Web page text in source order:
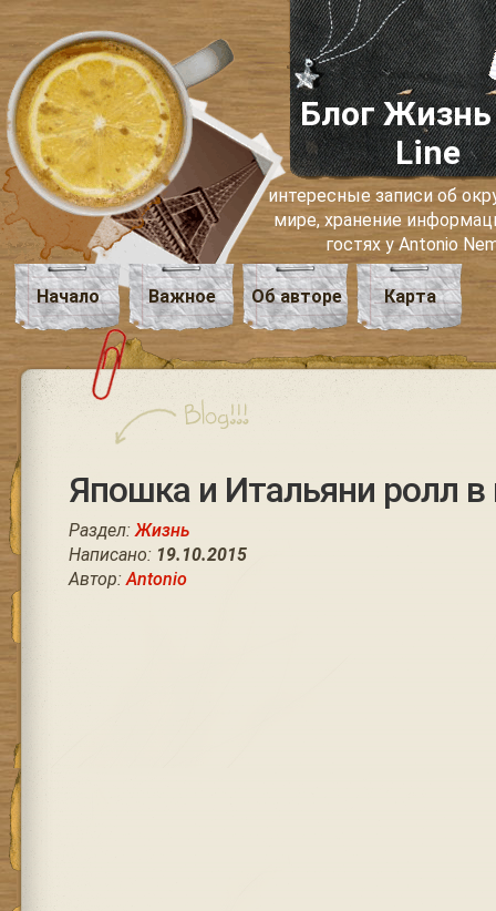
Блог Жизнь
Line
интересные записи об
мире, хранение
гостях у Antonio
Начало Важное Об авторе Карта
Япошка и Итальяни ролл в
Раздел:Жизнь
Написано: 19.10.2015
Автор:Antonio